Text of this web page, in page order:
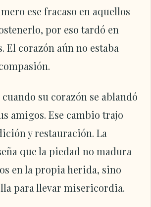
ese fracaso en aquellos
por eso tardó en
El corazón aún no estaba
su corazón se ablandó
amigos. Ese cambio trajo
y restauración. La
que la piedad no madura
en la propia herida, sino
para llevar misericordia.